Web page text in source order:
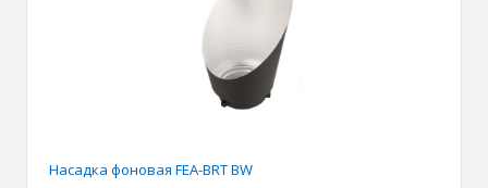
Насадка фоновая FEA-BRT BW